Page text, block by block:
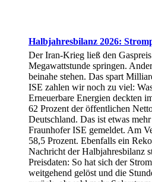
Halbjahresbilanz 2026:
Der Iran-Krieg ließ den
Megawattstunde springen.
beinahe stehen. Das spart
ISE zahlen wir noch zu viel:
Erneuerbare Energien deckten
62 Prozent der öffentlichen
Deutschland. Das ist etwas
Fraunhofer ISE gemeldet. Am
58,5 Prozent. Ebenfalls ein
Nachricht der Halbjahresbilanz
Preisdaten: So hat sich der
weitgehend gelöst und die